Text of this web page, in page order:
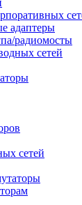
адаптеры
радиомосты
сетей
сетей